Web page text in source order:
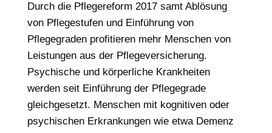
Durch die Pflegereform 2017 samt Ablösung
von Pflegestufen und Einführung von
Pflegegraden profitieren mehr Menschen von
Leistungen aus der Pflegeversicherung.
Psychische und körperliche Krankheiten
werden seit Einführung der Pflegegrade
gleichgesetzt. Menschen mit kognitiven oder
psychischen Erkrankungen wie etwa Demenz